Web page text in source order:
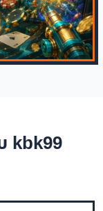
kbk99